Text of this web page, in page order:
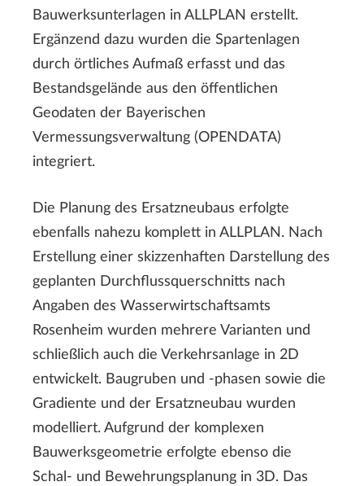
Bauwerksunterlagen in ALLPLAN erstellt.
Ergänzend dazu wurden die Spartenlagen
durch örtliches Aufmaß erfasst und das
Bestandsgelände aus den öffentlichen
Geodaten der Bayerischen
Vermessungsverwaltung (OPENDATA)
integriert.
Die Planung des Ersatzneubaus erfolgte
ebenfalls nahezu komplett in ALLPLAN. Nach
Erstellung einer skizzenhaften Darstellung des
geplanten Durchflussquerschnitts nach
Angaben des Wasserwirtschaftsamts
Rosenheim wurden mehrere Varianten und
schließlich auch die Verkehrsanlage in 2D
entwickelt. Baugruben und -phasen sowie die
Gradiente und der Ersatzneubau wurden
modelliert. Aufgrund der komplexen
Bauwerksgeometrie erfolgte ebenso die
Schal- und Bewehrungsplanung in 3D. Das